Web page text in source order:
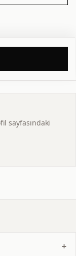
sayfasındaki